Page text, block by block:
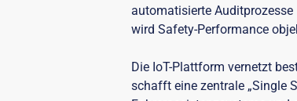
automatisierte Auditprozesse
wird Safety-Performance
Die IoT-Plattform vernetzt
schafft eine zentrale „Single